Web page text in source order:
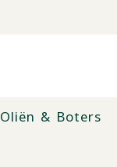
Oliën & Boters